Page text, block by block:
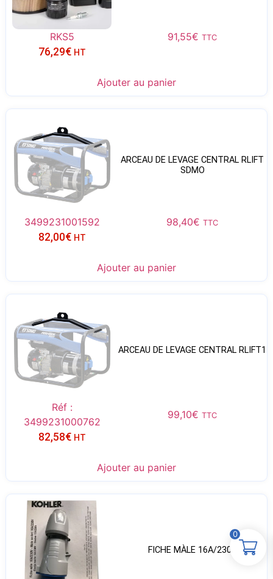
RKS5 91,55€ TTC
76,29€ HT
Ajouter au panier
ARCEAU DE LEVAGE CENTRAL RLIFT
SDMO
3499231001592 98,40€ TTC
82,00€ HT
Ajouter au panier
ARCEAU DE LEVAGE CENTRAL RLIFT1
Réf :
3499231000762
99,10€ TTC
82,58€ HT
Ajouter au panier
FICHE MÀLE 16A/230V
0